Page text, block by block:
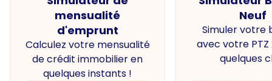
mensualité
d'emprunt
Calculez votre mensualité
de crédit immobilier en
quelques instants !
Neuf
Simuler votre
avec votre PTZ
quelques